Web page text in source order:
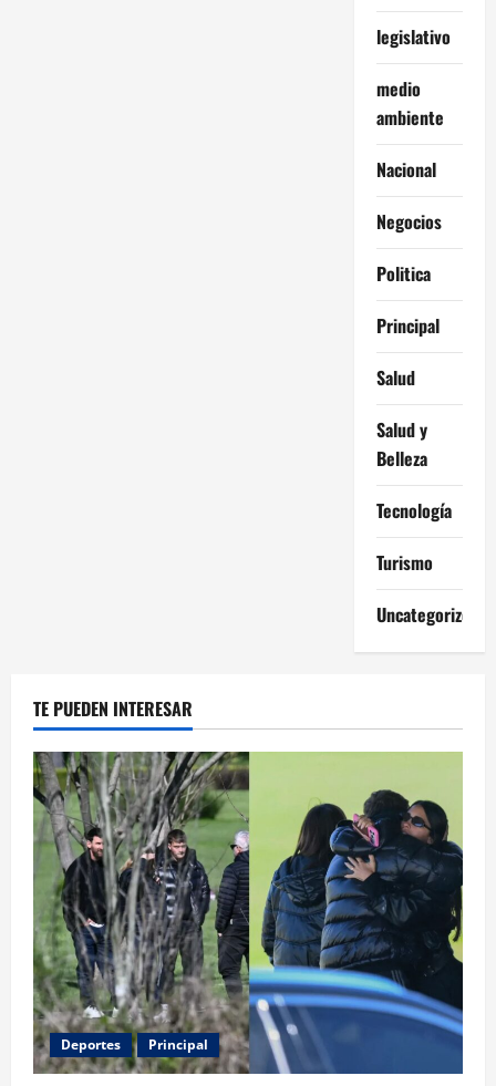
legislativo
medio
ambiente
Nacional
Negocios
Politica
Principal
Salud
Salud y
Belleza
Tecnología
Turismo
Uncategorized
TE PUEDEN INTERESAR
Deportes Principal